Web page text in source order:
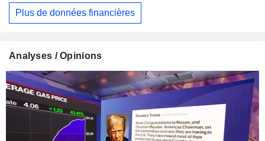
Plus de données financières
Analyses / Opinions